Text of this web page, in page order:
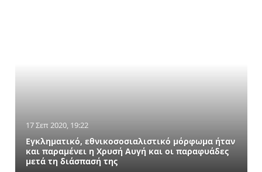
17 Σεπ 2020, 19:22
Εγκληματικό, εθνικοσοσιαλιστικό μόρφωμα ήταν
και παραμένει η Χρυσή Αυγή και οι παραφυάδες
μετά τη διάσπασή της